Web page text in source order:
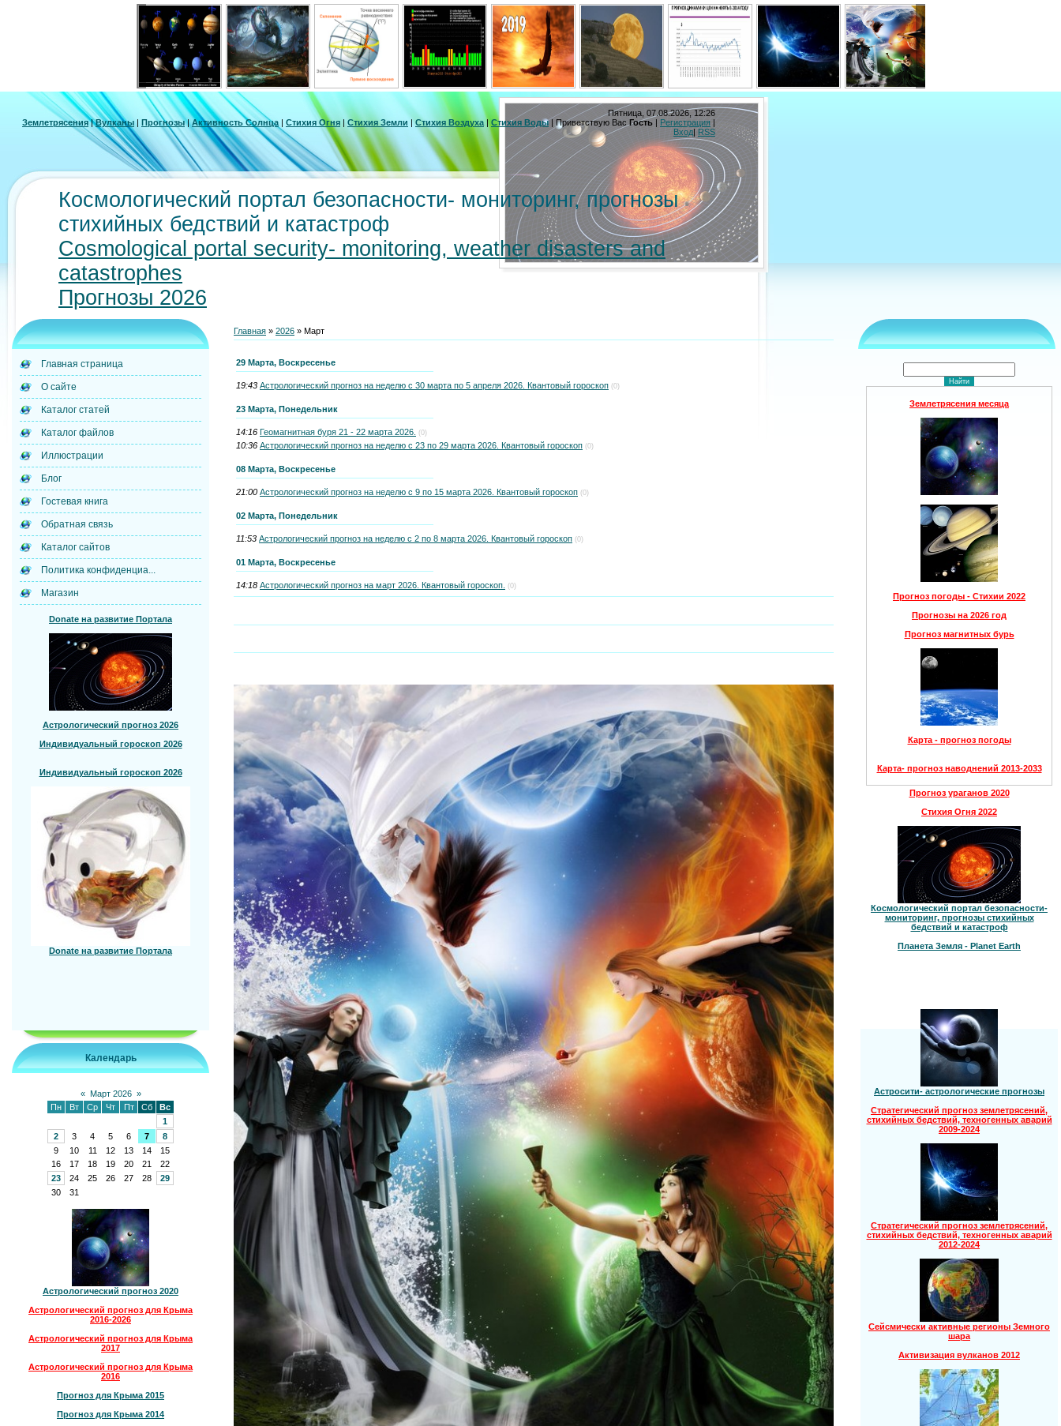
Пятница, 07.08.2026, 12:26
Землетрясения|Вулканы | Прогнозы|Активность Солнца | Стихия Огня | Стихия Земли |Стихия Воздуха | Стихия Воды| Приветствую Вас Гость | Регистрация |
Вход| RSS
Космологический портал безопасности- мониторинг, прогнозы
стихийных бедствий и катастроф
Cosmological portal security- monitoring, weather disasters and
catastrophes
Прогнозы 2026
Главная страница
О сайте
Каталог статей
Каталог файлов
Иллюстрации
Блог
Гостевая книга
Обратная связь
Каталог сайтов
Политика конфиденциа...
Магазин
Donate на развитие Портала
Астрологический прогноз 2026
Индивидуальный гороскоп 2026
Индивидуальный гороскоп 2026
Donate на развитие Портала
Календарь
« Март 2026 »
Пн
Вт Ср Чт Пт Сб
Вс
1
2
3 4 5 6 7
8
9
10 11 12 13 14
15
16
17 18 19 20 21
22
23
24 25 26 27 28
29
30
31
Астрологический прогноз 2020
Астрологический прогноз для Крыма
2016-2026
Астрологический прогноз для Крыма
2017
Астрологический прогноз для Крыма
2016
Прогноз для Крыма 2015
Прогноз для Крыма 2014
Главная » 2026 » Март
29 Марта, Воскресенье
19:43 Астрологический прогноз на неделю с 30 марта по 5 апреля 2026. Квантовый гороскоп (0)
23 Марта, Понедельник
14:16 Геомагнитная буря 21 - 22 марта 2026. (0)
10:36 Астрологический прогноз на неделю с 23 по 29 марта 2026. Квантовый гороскоп (0)
08 Марта, Воскресенье
21:00 Астрологический прогноз на неделю с 9 по 15 марта 2026. Квантовый гороскоп (0)
02 Марта, Понедельник
11:53 Астрологический прогноз на неделю с 2 по 8 марта 2026. Квантовый гороскоп (0)
01 Марта, Воскресенье
14:18 Астрологический прогноз на март 2026. Квантовый гороскоп. (0)
Землетрясения месяца
Прогноз погоды - Стихии 2022
Прогнозы на 2026 год
Прогноз магнитных бурь
Карта - прогноз погоды
Карта- прогноз наводнений 2013-2033
Прогноз ураганов 2020
Стихия Огня 2022
Космологический портал безопасности-
мониторинг, прогнозы стихийных
бедствий и катастроф
Планета Земля - Planet Earth
Астросити- астрологические прогнозы
Стратегический прогноз землетрясений,
стихийных бедствий, техногенных аварий
2009-2024
Стратегический прогноз землетрясений,
стихийных бедствий, техногенных аварий
2012-2024
Сейсмически активные регионы Земного
шара
Активизация вулканов 2012